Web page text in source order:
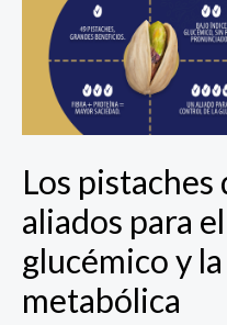
Los
aliados para
glucémico y
metabólica
pistaches
destacan
como
aliados
control
glucémico
y
la
salud
metabólica